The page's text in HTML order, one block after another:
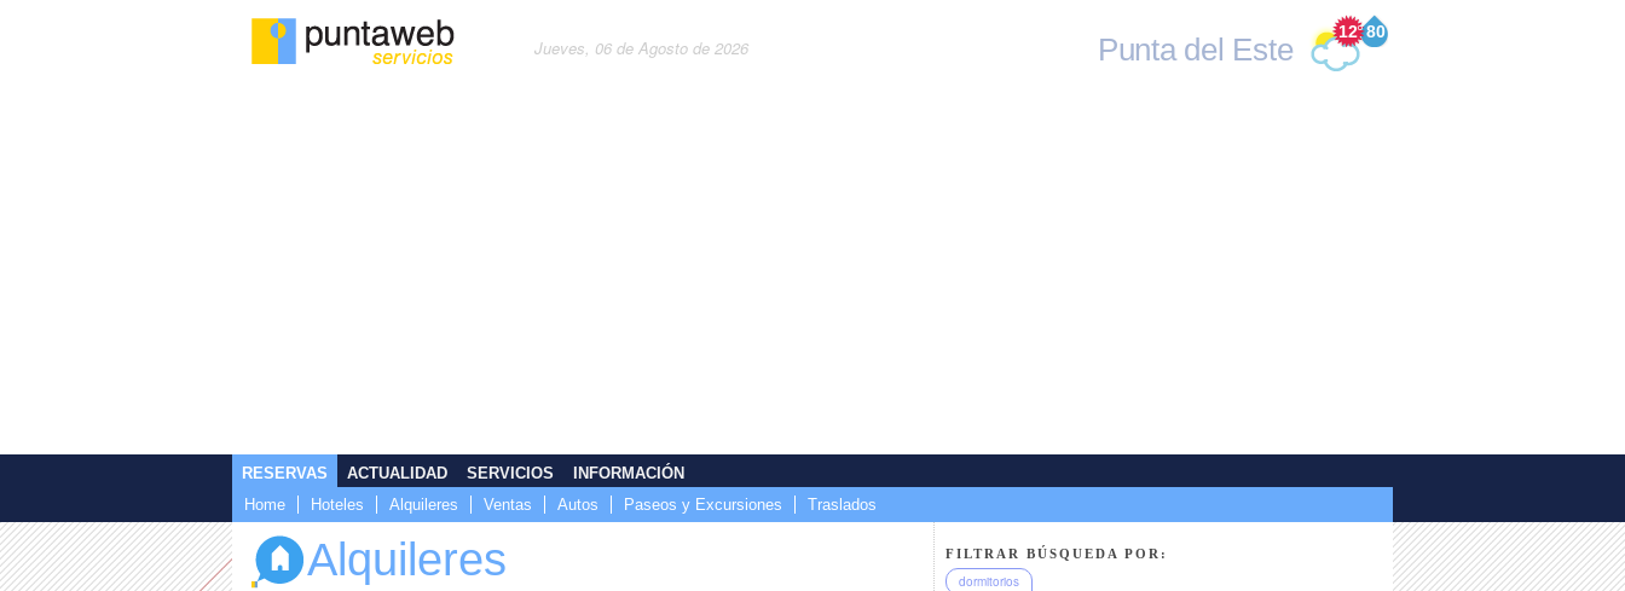
Jueves, 06 de Agosto de 2026
80
12°
Punta del Este
RESERVAS
Home
Hoteles Alquileres Ventas Autos Paseos y Excursiones Traslados
ACTUALIDAD SERVICIOS INFORMACIÓN
Alquileres FILTRAR BÚSQUEDA POR:
dormitorios